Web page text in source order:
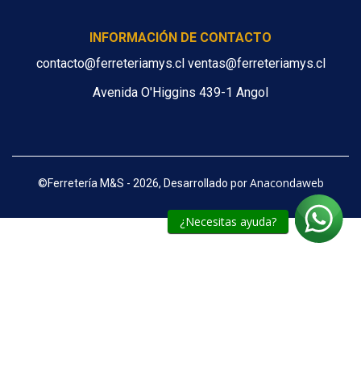
¿Necesitas ayuda?
INFORMACIÓN DE CONTACTO
contacto@ferreteriamys.cl ventas@ferreteriamys.cl
Avenida O'Higgins 439-1 Angol
©Ferretería M&S - 2026, Desarrollado por Anacondaweb